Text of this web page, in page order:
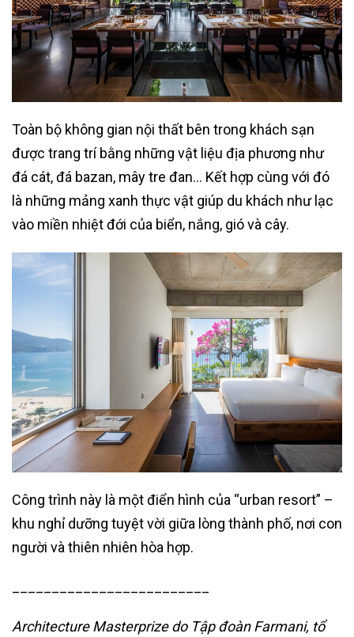
Toàn bộ không gian nội thất bên trong khách sạn
được trang trí bằng những vật liệu địa phương như
đá cát, đá bazan, mây tre đan… Kết hợp cùng với đó
là những mảng xanh thực vật giúp du khách như lạc
vào miền nhiệt đới của biển, nắng, gió và cây.
Công trình này là một điển hình của “urban resort” –
khu nghỉ dưỡng tuyệt vời giữa lòng thành phố, nơi con
người và thiên nhiên hòa hợp.
_________________________
Architecture Masterprize do Tập đoàn Farmani, tổ